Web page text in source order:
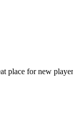
place for new